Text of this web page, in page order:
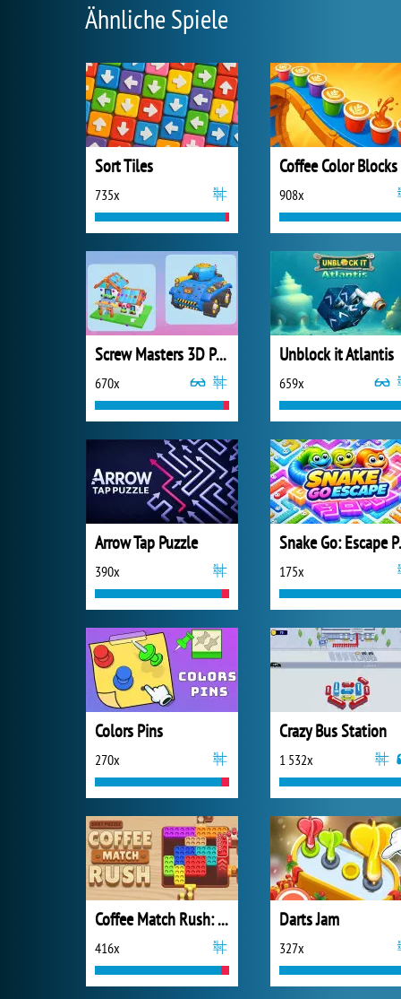
Ähnliche Spiele
Sort Tiles
735x
Coffee Color Blocks
908x
Screw Masters 3D Puzzle
670x
Unblock it Atlantis
659x
Arrow Tap Puzzle
390x 175x
Colors Pins
270x
Crazy Bus Station
1 532x
Coffee Match Rush: Sort Puzzle
416x
Darts Jam
327x